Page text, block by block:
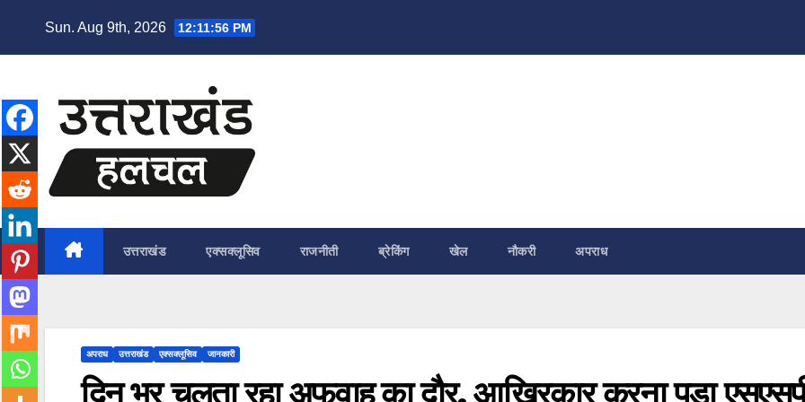
Sun. Aug 9th, 2026 12:11:58 PM
उत्तराखंड एक्सक्लूसिव राजनीती ब्रेकिंग खेल नौकरी अपराध
अपराध उत्तराखंड एक्सक्लूसिव जानकारी